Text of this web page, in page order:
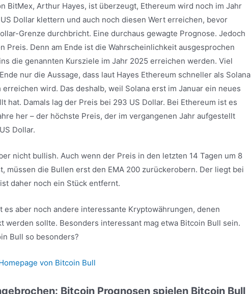
BitMex, Arthur Hayes, ist überzeugt, Ethereum wird noch im Jahr
Dollar klettern und auch noch diesen Wert erreichen, bevor
Grenze durchbricht. Eine durchaus gewagte Prognose. Jedoch
Preis. Denn am Ende ist die Wahrscheinlichkeit ausgesprochen
die genannten Kursziele im Jahr 2025 erreichen werden. Viel
nur die Aussage, dass laut Hayes Ethereum schneller als Solana
wird. Das deshalb, weil Solana erst im Januar ein neues
hat. Damals lag der Preis bei 293 US Dollar. Bei Ethereum ist es
her – der höchste Preis, der im vergangenen Jahr aufgestellt
Dollar.
nicht bullish. Auch wenn der Preis in den letzten 14 Tagen um 8
müssen die Bullen erst den EMA 200 zurückerobern. Der liegt bei
daher noch ein Stück entfernt.
es aber noch andere interessante Kryptowährungen, denen
werden sollte. Besonders interessant mag etwa Bitcoin Bull sein.
Bull so besonders?
von Bitcoin Bull
Bitcoin Prognosen spielen Bitcoin Bull